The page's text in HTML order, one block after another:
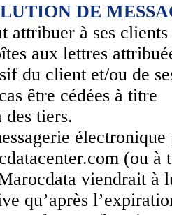
DE
attribuer à ses
aux lettres
du client et/ou de
être cédées à titre
tiers.
(ou à
viendrait
qu’après